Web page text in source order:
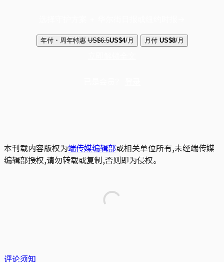
年付・周年特惠 US$6.5US$4/月 月付 US$8/月
本刊载内容版权为端传媒编辑部或相关单位所有,未经端传媒
编辑部授权,请勿转载或复制,否则即为侵权。
评论须知